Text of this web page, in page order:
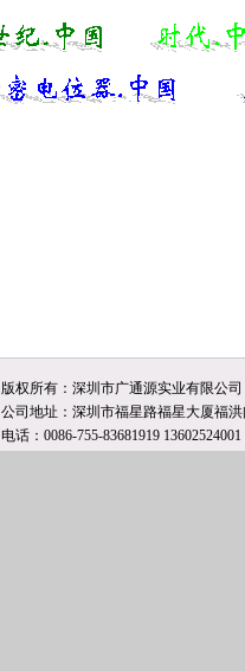
版权所有：深圳市广通源实业有限公
公司地址：深圳市福星路福星大厦福
电话：0086-755-83681919